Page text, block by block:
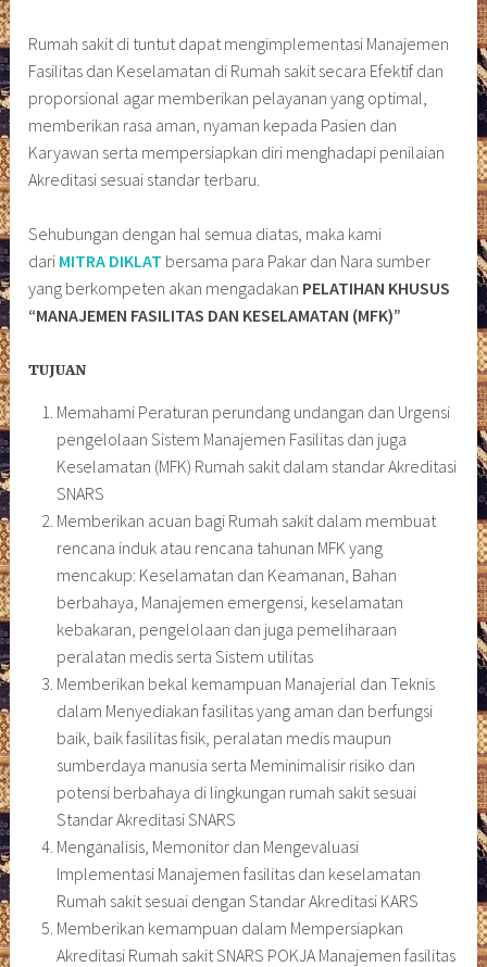
Rumah sakit di tuntut dapat mengimplementasi Manajemen
Fasilitas dan Keselamatan di Rumah sakit secara Efektif dan
proporsional agar memberikan pelayanan yang optimal,
memberikan rasa aman, nyaman kepada Pasien dan
Karyawan serta mempersiapkan diri menghadapi penilaian
Akreditasi sesuai standar terbaru.
Sehubungan dengan hal semua diatas, maka kami
dari MITRA DIKLAT bersama para Pakar dan Nara sumber
yang berkompeten akan mengadakan PELATIHAN KHUSUS
“MANAJEMEN FASILITAS DAN KESELAMATAN (MFK)”
TUJUAN
Memahami Peraturan perundang undangan dan Urgensi
pengelolaan Sistem Manajemen Fasilitas dan juga
Keselamatan (MFK) Rumah sakit dalam standar Akreditasi
SNARS
Memberikan acuan bagi Rumah sakit dalam membuat
rencana induk atau rencana tahunan MFK yang
mencakup: Keselamatan dan Keamanan, Bahan
berbahaya, Manajemen emergensi, keselamatan
kebakaran, pengelolaan dan juga pemeliharaan
peralatan medis serta Sistem utilitas
Memberikan bekal kemampuan Manajerial dan Teknis
dalam Menyediakan fasilitas yang aman dan berfungsi
baik, baik fasilitas fisik, peralatan medis maupun
sumberdaya manusia serta Meminimalisir risiko dan
potensi berbahaya di lingkungan rumah sakit sesuai
Standar Akreditasi SNARS
Menganalisis, Memonitor dan Mengevaluasi
Implementasi Manajemen fasilitas dan keselamatan
Rumah sakit sesuai dengan Standar Akreditasi KARS
Memberikan kemampuan dalam Mempersiapkan
Akreditasi Rumah sakit SNARS POKJA Manajemen fasilitas